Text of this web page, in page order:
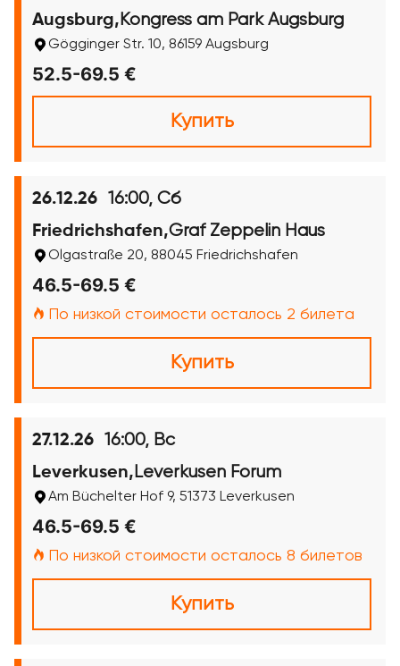
Augsburg, Kongress am Park Augsburg
Gögginger Str. 10, 86159 Augsburg
52.5-69.5 €
Купить
26.12.26 16:00, Сб
Friedrichshafen,Graf Zeppelin Haus
Olgastraße 20, 88045 Friedrichshafen
46.5-69.5 €
По низкой стоимости осталось 2 билета
Купить
27.12.26 16:00, Вс
Leverkusen, Leverkusen Forum
Am Büchelter Hof 9, 51373 Leverkusen
46.5-69.5 €
По низкой стоимости осталось 8 билетов
Купить